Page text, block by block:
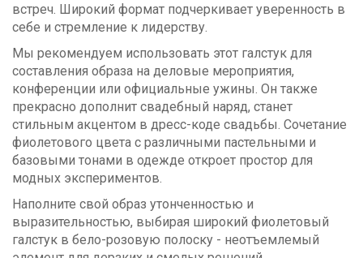
встреч. Широкий формат подчеркивает уверенность в
себе и стремление к лидерству.
Мы рекомендуем использовать этот галстук для
составления образа на деловые мероприятия,
конференции или официальные ужины. Он также
прекрасно дополнит свадебный наряд, станет
стильным акцентом в дресс-коде свадьбы. Сочетание
фиолетового цвета с различными пастельными и
базовыми тонами в одежде откроет простор для
модных экспериментов.
Наполните свой образ утонченностью и
выразительностью, выбирая широкий фиолетовый
галстук в бело-розовую полоску - неотъемлемый